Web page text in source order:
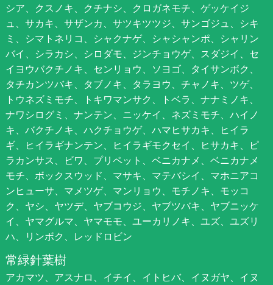
シア、クスノキ、クチナシ、クロガネモチ、ゲッケイジ
ュ、サカキ、サザンカ、サツキツツジ、サンゴジュ、シキ
ミ、シマトネリコ、シャクナゲ、シャシャンポ、シャリン
バイ、シラカシ、シロダモ、ジンチョウゲ、スダジイ、セ
イヨウバクチノキ、センリョウ、ソヨゴ、タイサンボク、
タチカンツバキ、タブノキ、タラヨウ、チャノキ、ツゲ、
トウネズミモチ、トキワマンサク、トベラ、ナナミノキ、
ナワシログミ、ナンテン、ニッケイ、ネズミモチ、ハイノ
キ、バクチノキ、ハクチョウゲ、ハマヒサカキ、ヒイラ
ギ、ヒイラギナンテン、ヒイラギモクセイ、ヒサカキ、ピ
ラカンサス、ビワ、プリペット、ベニカナメ、ベニカナメ
モチ、ボックスウッド、マサキ、マテバシイ、マホニアコ
ンヒューサ、マメツゲ、マンリョウ、モチノキ、モッコ
ク、ヤシ、ヤツデ、ヤブコウジ、ヤブツバキ、ヤブニッケ
イ、ヤマグルマ、ヤマモモ、ユーカリノキ、ユズ、ユズリ
ハ、リンボク、レッドロビン
常緑針葉樹
アカマツ、アスナロ、イチイ、イトヒバ、イヌガヤ、イヌ